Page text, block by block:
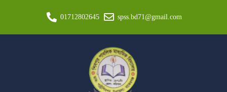
01712802645 spss.bd71@gmail.com